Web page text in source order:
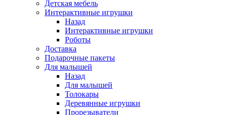
Детская мебель
Интерактивные игрушки
Назад
Интерактивные игрушки
Роботы
Доставка
Подарочные пакеты
Для малышей
Назад
Для малышей
Толокары
Деревянные игрушки
Прорезыватели